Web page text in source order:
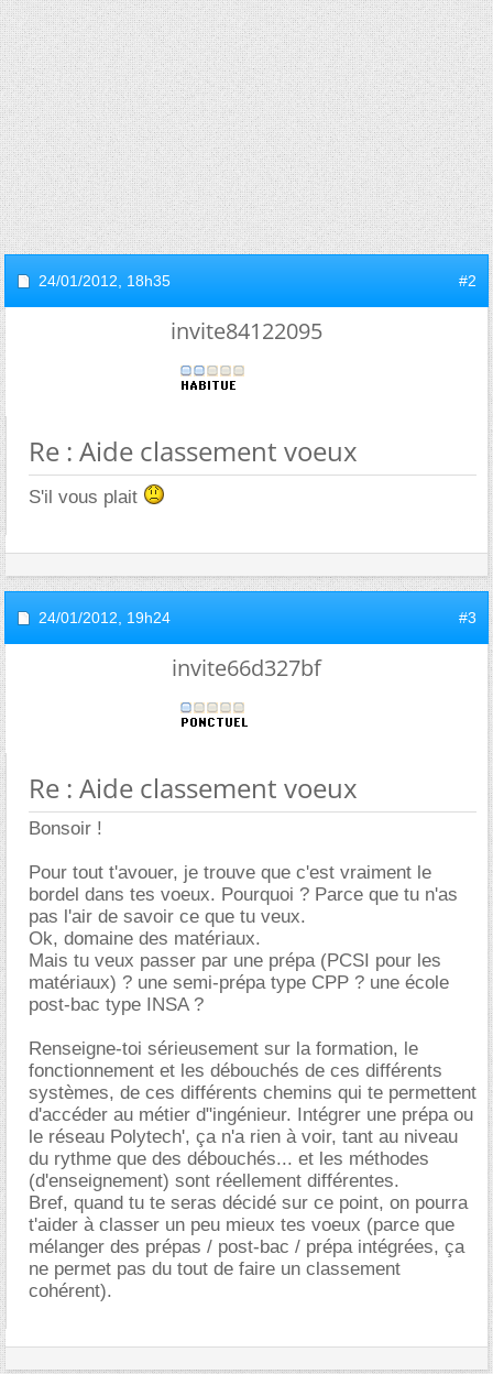
24/01/2012, 18h35 #2
invite84122095
Re : Aide classement voeux
S'il vous plait
24/01/2012, 19h24 #3
invite66d327bf
Re : Aide classement voeux
Bonsoir !
Pour tout t'avouer, je trouve que c'est vraiment le
bordel dans tes voeux. Pourquoi ? Parce que tu n'as
pas l'air de savoir ce que tu veux.
Ok, domaine des matériaux.
Mais tu veux passer par une prépa (PCSI pour les
matériaux) ? une semi-prépa type CPP ? une école
post-bac type INSA ?
Renseigne-toi sérieusement sur la formation, le
fonctionnement et les débouchés de ces différents
systèmes, de ces différents chemins qui te permettent
d'accéder au métier d"ingénieur. Intégrer une prépa ou
le réseau Polytech', ça n'a rien à voir, tant au niveau
du rythme que des débouchés... et les méthodes
(d'enseignement) sont réellement différentes.
Bref, quand tu te seras décidé sur ce point, on pourra
t'aider à classer un peu mieux tes voeux (parce que
mélanger des prépas / post-bac / prépa intégrées, ça
ne permet pas du tout de faire un classement
cohérent).